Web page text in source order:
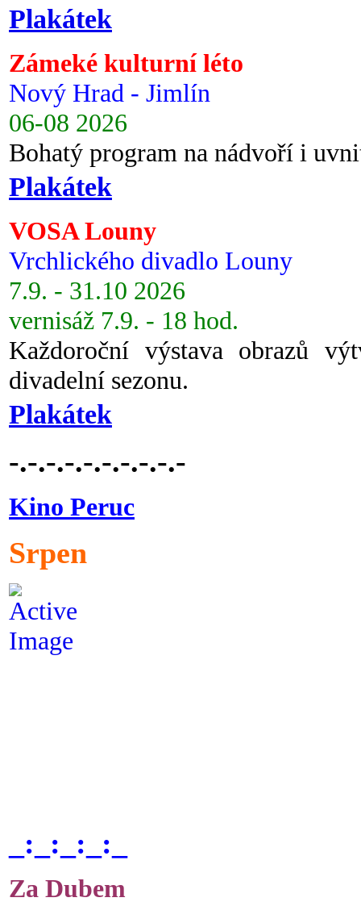
Plakátek
Zámeké kulturní léto
Nový Hrad - Jimlín
06-08 2026
Bohatý program na nádvoří i
Plakátek
VOSA Louny
Vrchlického divadlo Louny
7.9. - 31.10 2026
vernisáž 7.9. - 18 hod.
Každoroční výstava obrazů
divadelní sezonu.
Plakátek
-.-.-.-.-.-.-.-.-.-
Kino Peruc
Srpen
_:_:_:_:_
Za Dubem